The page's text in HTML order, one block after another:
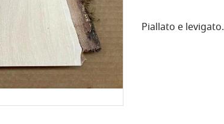
Piallato e levigato.